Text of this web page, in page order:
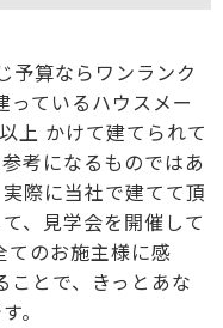
予算ならワンランク
っているハウスメー
上 かけて建てられて
考になるものではあ
際に当社で建てて頂
、見学会を開催して
てのお施主様に感
ことで、きっとあな
。